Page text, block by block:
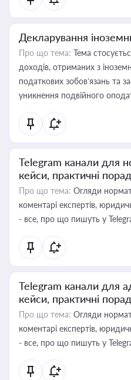
Декларування
Про що тема: Тема
доходів, отриманих з
податкових зобов’язань та
уникнення подвійного
Telegram канали для
кейси, практичні
Про що тема: Огляди
коментарі експертів,
- все, про що пишуть у
Telegram канали для
кейси, практичні
Про що тема: Огляди
коментарі експертів,
- все, про що пишуть у